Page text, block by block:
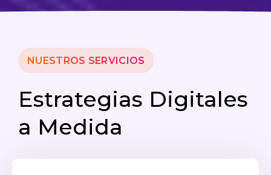
NUESTROS SERVICIOS
Estrategias Digitales
a Medida